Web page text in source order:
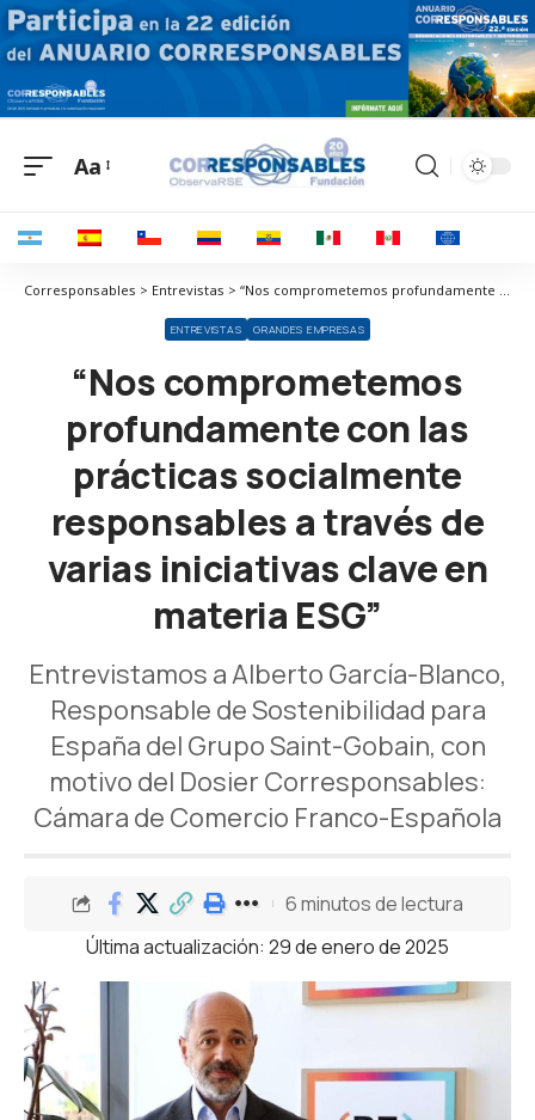
Aa
Corresponsables > Entrevistas > “Nos comprometemos profundamente con las prácticas socialmente responsables a través de varias iniciativas clave en materia ESG”
ENTREVISTAS GRANDES EMPRESAS
“Nos comprometemos
profundamente con las
prácticas socialmente
responsables a través de
varias iniciativas clave en
materia ESG”
Entrevistamos a Alberto García-Blanco,
Responsable de Sostenibilidad para
España del Grupo Saint-Gobain, con
motivo del Dosier Corresponsables:
Cámara de Comercio Franco-Española
Última actualización: 29 de enero de 2025
6 minutos de lectura